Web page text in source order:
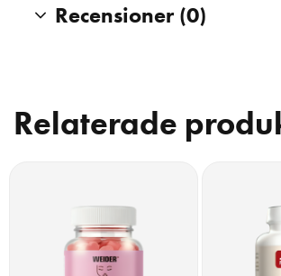
Recensioner (0)
Relaterade